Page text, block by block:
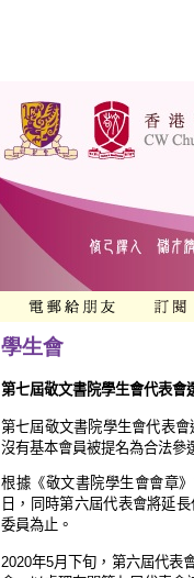
學生會
第七屆敬文書院學生會代表會
第七屆敬文書院學生會代表
沒有基本會員被提名為合法參
根據《敬文書院學生會會章
日，同時第六屆代表會將延
委員為止。
2020年5月下旬，第六屆代表